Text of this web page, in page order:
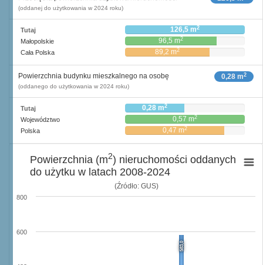
(oddanej do użytkowania w 2024 roku)
Tutaj 126,5 m2
Małopolskie 96,5 m2
Cała Polska 89,2 m2
0,28 m2
Powierzchnia budynku mieszkalnego na osobę
(oddanego do użytkowania w 2024 roku)
Tutaj 0,28 m2
Województwo 0,57 m2
Polska 0,47 m2
(Źródło: GUS)
583,0
600
800
Powierzchnia (m2) nieruchomości oddanych
do użytku w latach 2008-2024